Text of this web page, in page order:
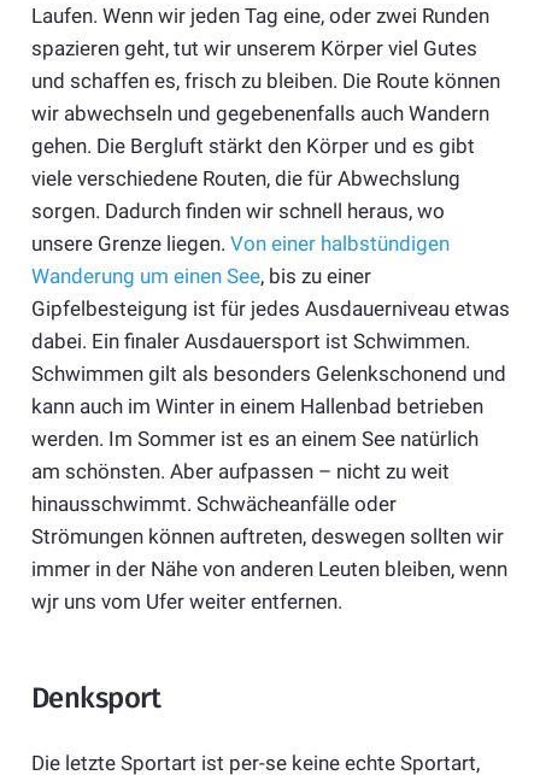
Laufen. Wenn wir jeden Tag eine, oder zwei Runden
spazieren geht, tut wir unserem Körper viel Gutes
und schaffen es, frisch zu bleiben. Die Route können
wir abwechseln und gegebenenfalls auch Wandern
gehen. Die Bergluft stärkt den Körper und es gibt
viele verschiedene Routen, die für Abwechslung
sorgen. Dadurch finden wir schnell heraus, wo
unsere Grenze liegen. Von einer halbstündigen
Wanderung um einen See, bis zu einer
Gipfelbesteigung ist für jedes Ausdauerniveau etwas
dabei. Ein finaler Ausdauersport ist Schwimmen.
Schwimmen gilt als besonders Gelenkschonend und
kann auch im Winter in einem Hallenbad betrieben
werden. Im Sommer ist es an einem See natürlich
am schönsten. Aber aufpassen – nicht zu weit
hinausschwimmt. Schwächeanfälle oder
Strömungen können auftreten, deswegen sollten wir
immer in der Nähe von anderen Leuten bleiben, wenn
wjr uns vom Ufer weiter entfernen.
Denksport
Die letzte Sportart ist per-se keine echte Sportart,